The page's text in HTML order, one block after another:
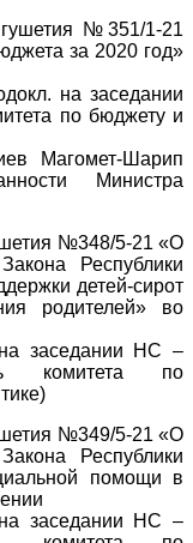
№351/1-21
за 2020 год»
на заседании
по бюджету и
Магомет-Шарип
Министра
№348/5-21 «О
Республики
детей-сирот
родителей» во
заседании НС –
комитета по
№349/5-21 «О
Республики
помощи в
заседании НС –